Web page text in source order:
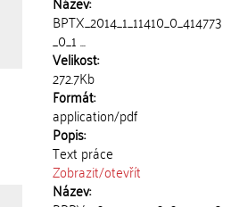
BPTX_2014_1_11410_0_414773
_0_1 ...
Velikost:
272.7Kb
Formát:
application/pdf
Popis:
Text práce
Zobrazit/otevřít
Název: